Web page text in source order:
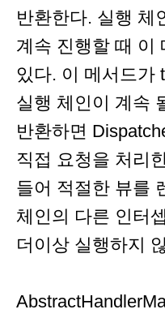
반환한다. 실행 체
계속 진행할 때 이
있다. 이 메서드가
실행 체인이 계속
반환하면
직접 요청을 처리
들어 적절한 뷰를
체인의 다른 인터
더이상 실행하지